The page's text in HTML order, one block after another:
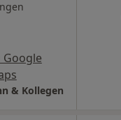
Google
& Kollegen